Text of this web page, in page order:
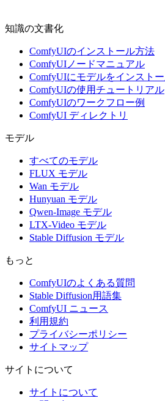
知識の文書化
ComfyUIのインストール方法
ComfyUIノードマニュアル
ComfyUIにモデルをインスト
ComfyUIの使用チュートリアル
ComfyUIのワークフロー例
ComfyUI ディレクトリ
モデル
すべてのモデル
FLUX モデル
Wan モデル
Hunyuan モデル
Qwen-Image モデル
LTX-Video モデル
Stable Diffusion モデル
もっと
ComfyUIのよくある質問
Stable Diffusion用語集
ComfyUI ニュース
利用規約
プライバシーポリシー
サイトマップ
サイトについて
サイトについて